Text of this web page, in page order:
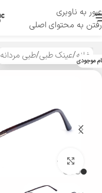
عبور به ناوبری
رفتن به محتوای اصلی
منو
خانه/عینک طبی/طبی مردانه موجودی
بزرگنمایی تصویر